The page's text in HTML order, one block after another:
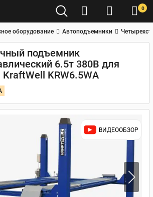
0
оборудование Автоподъемники
подъемник
6.5т 380В для
KraftWell KRW6.5WA
ВИДЕООБЗОР